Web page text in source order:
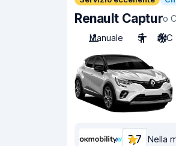
Renault Capturo
Manuale
5 A/C
7,7 Nella